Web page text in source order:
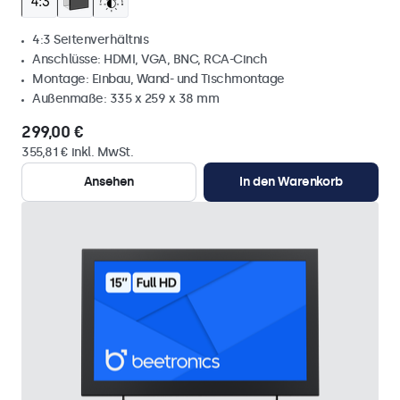
4:3 Seitenverhältnis
Anschlüsse: HDMI, VGA, BNC, RCA-Cinch
Montage: Einbau, Wand- und Tischmontage
Außenmaße: 335 x 259 x 38 mm
299,00 €
355,81 € inkl. MwSt.
Ansehen
In den Warenkorb